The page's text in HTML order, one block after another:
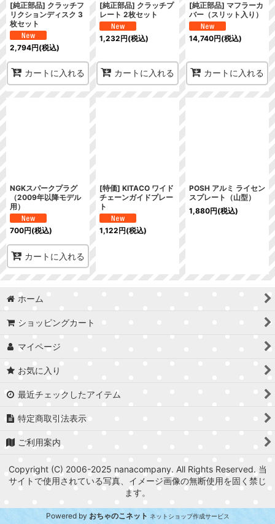
[純正部品] クラッチフ
リクションディスク 3
枚セット
2,794円(税込)
カートに入れる
[純正部品] クラッチプ
レート 2枚セット
1,232円(税込)
カートに入れる
[純正部品] マフラーカ
バー（スリット入り）
14,740円(税込)
カートに入れる
NGKスパークプラグ
（2009年以降モデル
用）
700円(税込)
カートに入れる
[特価] KITACO ワイド
チェーンガイドプレー
ト
1,122円(税込)
POSH アルミ ライセン
スプレート（山型）
1,880円(税込)
ホーム
ショッピングカート
マイページ
お気に入り
最近チェックしたアイテム
特定商取引法表示
ご利用案内
Copyright (C) 2006-2025 nanacompany. All Rights Reserved. 当
サイトで使用されている写真、イメージ画像の無断使用を固く禁じ
ます。
Powered by おちゃのこネット ネットショップ作成サービス